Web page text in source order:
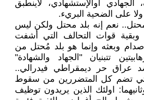
أوالإستشهادي، لاينطبق
ولا على الضحية البريء.
محتل.. نعم إنه بلد محتل ولكن ليس
وبقية قوات التحالف التي أشفت
وبعثه وإنما هو بلد مُحتل من
تتبنيان "الجهاد والشهادة"
عراق حر ديمقراطي فيدرالي..
التي تضم كل المتضررين من سقوط
اولئك الذين يريدون توظيف